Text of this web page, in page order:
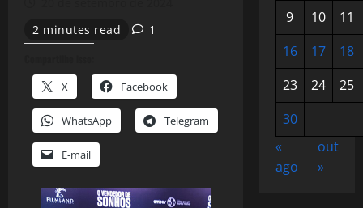
2 minutes read
1
X Facebook
WhatsApp Telegram
E-mail
9
10
11
16
17
18
23
24
25
30
«
ago
out
»